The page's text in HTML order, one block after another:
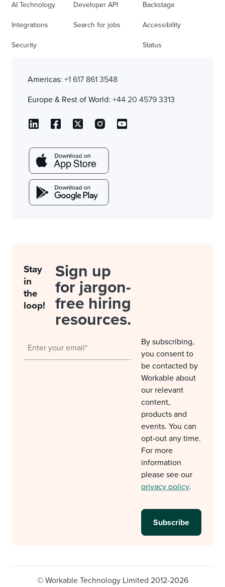
AI Technology
Integrations
Security
Developer API
Search for jobs
Backstage
Accessibility
Status
Americas: +1 617 861 3548
Europe & Rest of World: +44 20 4579 3313
Stay
in
the
loop!
Sign up
for jargon-
free hiring
resources.
By subscribing,
you consent to
be contacted by
Workable about
our relevant
content,
products and
events. You can
opt-out any time.
For more
information
please see our
privacy policy.
© Workable Technology Limited 2012-2026